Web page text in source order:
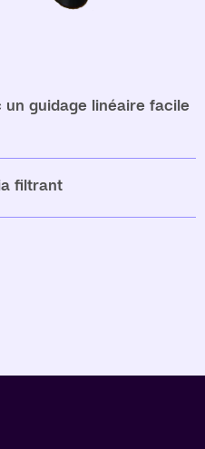
guidage linéaire facile
filtrant